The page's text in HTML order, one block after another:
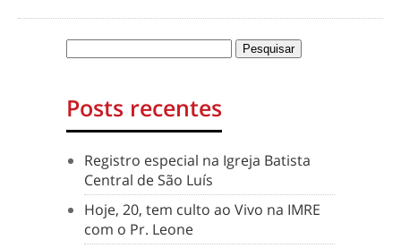
Posts recentes
Registro especial na Igreja Batista
Central de São Luís
Hoje, 20, tem culto ao Vivo na IMRE
com o Pr. Leone